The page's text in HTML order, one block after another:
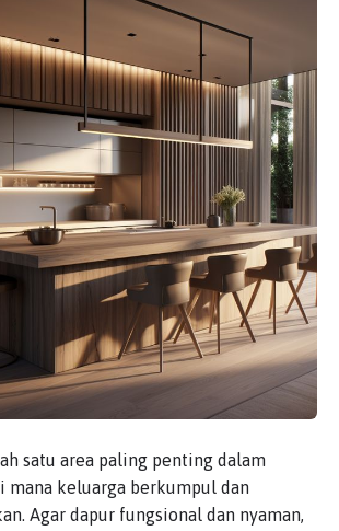
satu area paling penting dalam
mana keluarga berkumpul dan
Agar dapur fungsional dan nyaman,